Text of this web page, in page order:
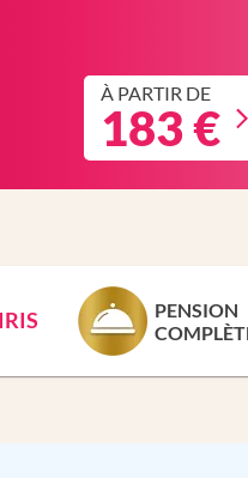
À PARTIR DE
183 €
PENSION